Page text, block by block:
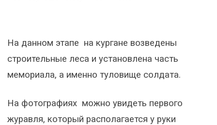
На данном этапе на кургане возведены
строительные леса и установлена часть
мемориала, а именно туловище солдата.
На фотографиях можно увидеть первого
журавля, который располагается у руки